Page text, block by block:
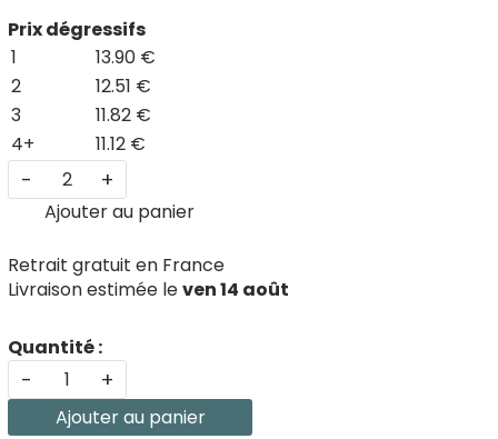
Prix dégressifs
1
13.90 €
2
12.51 €
3
11.82 €
4+
11.12 €
- +
Ajouter au panier
Retrait gratuit en France
Livraison estimée leven 14 août
Quantité :
- +
Ajouter au panier